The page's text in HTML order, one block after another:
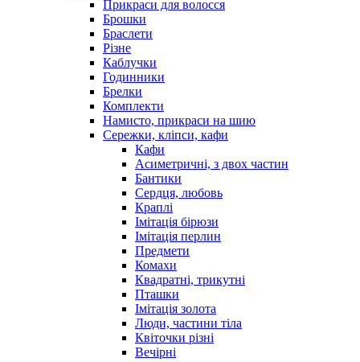
Прикраси для волосся
Брошки
Браслети
Різне
Каблучки
Годинники
Брелки
Комплекти
Намисто, прикраси на шию
Сережки, кліпси, кафи
Кафи
Асиметричні, з двох частин
Бантики
Сердця, любовь
Краплі
Імітація бірюзи
Імітація перлин
Предмети
Комахи
Квадратні, трикутні
Пташки
Імітація золота
Люди, частини тіла
Квіточки різні
Вечірні